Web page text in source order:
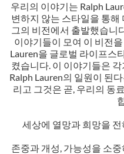
우리의 이야기는 Ralph
변하지 않는 스타일을 통해
그의 비전에서 출발했습니
이야기들이 모여 이 비전
Lauren을 글로벌 라이프스
켰습니다. 이 이야기들은
Ralph Lauren의 일원이 된
리고 그것은 곧, 우리의 동
세상에 열망과 희망을
존중과 개성, 가능성을 소